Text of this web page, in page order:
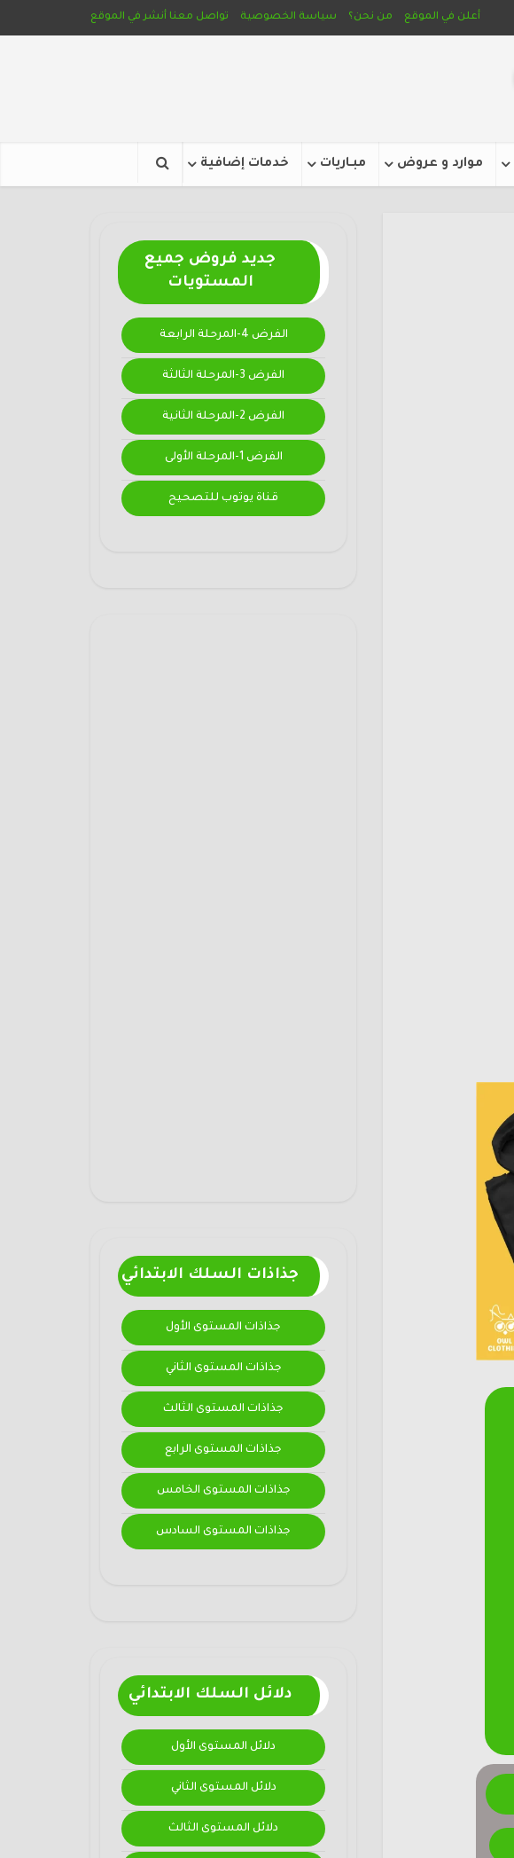
أعلن في الموقع من نحن؟ سياسة الخصوصية تواصل معنا أنشر في الموقع
موارد و عروض مبـاريات خدمات إضافية
جديد فروض جميع
المستويات
الفرض 4-المرحلة الرابعة
الفرض 3-المرحلة الثالثة
الفرض 2-المرحلة الثانية
الفرض 1-المرحلة الأولى
قناة يوتوب للتصحيح
جذاذات السلك الابتدائي
جذاذات المستوى الأول
جذاذات المستوى الثاني
جذاذات المستوى الثالث
جذاذات المستوى الرابع
جذاذات المستوى الخامس
جذاذات المستوى السادس
دلائل السلك الابتدائي
دلائل المستوى الأول
دلائل المستوى الثاني
دلائل المستوى الثالث